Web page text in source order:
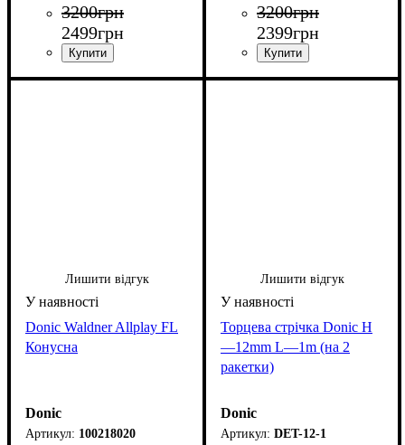
3200грн
2499грн
3200грн
2399грн
Лишити відгук
Donic Waldner Allplay FL
Конусна
Donic
100218020
Лишити відгук
Торцева стрічка Donic H
—12mm L—1m (на 2
ракетки)
Donic
DET-12-1